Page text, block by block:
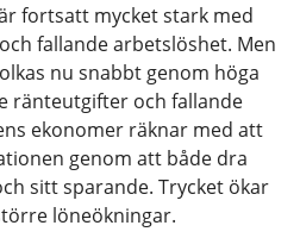
fortsatt mycket stark med
fallande arbetslöshet. Men
nu snabbt genom höga
ränteutgifter och fallande
ekonomer räknar med att
genom att både dra
sitt sparande. Trycket ökar
löneökningar.